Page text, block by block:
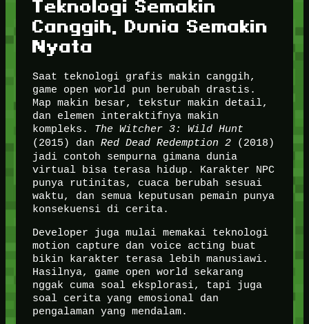
Teknologi Semakin
Canggih, Dunia Semakin
Nyata
Saat teknologi grafis makin canggih,
game open world pun berubah drastis.
Map makin besar, tekstur makin detail,
dan elemen interaktifnya makin
kompleks. The Witcher 3: Wild Hunt
(2015) dan Red Dead Redemption 2(2018)
jadi contoh sempurna gimana dunia
virtual bisa terasa hidup. Karakter NPC
punya rutinitas, cuaca berubah sesuai
waktu, dan semua keputusan pemain punya
konsekuensi di cerita.
Developer juga mulai memakai teknologi
motion capture dan voice acting buat
bikin karakter terasa lebih manusiawi.
Hasilnya, game open world sekarang
nggak cuma soal eksplorasi, tapi juga
soal cerita yang emosional dan
pengalaman yang mendalam.